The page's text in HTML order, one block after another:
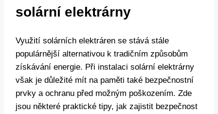
solární elektrárny
Využití solárních elektráren se stává stále
populárnější alternativou k tradičním způsobům
získávání energie. Při instalaci solární elektrárny
však je důležité mít na paměti také bezpečnostní
prvky a ochranu před možným poškozením. Zde
jsou některé praktické tipy, jak zajistit bezpečnost